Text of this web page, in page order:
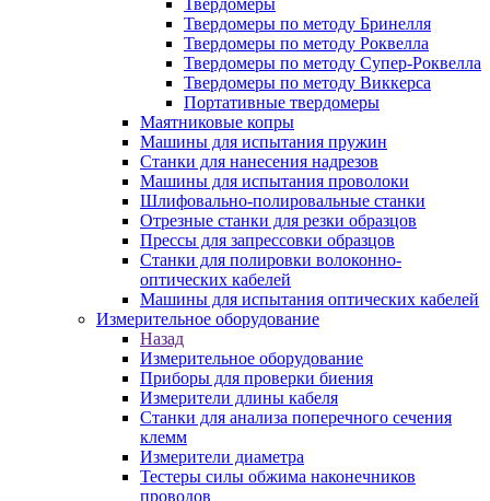
Твердомеры
Твердомеры по методу Бринелля
Твердомеры по методу Роквелла
Твердомеры по методу Супер-Роквелла
Твердомеры по методу Виккерса
Портативные твердомеры
Маятниковые копры
Машины для испытания пружин
Станки для нанесения надрезов
Машины для испытания проволоки
Шлифовально-полировальные станки
Отрезные станки для резки образцов
Прессы для запрессовки образцов
Станки для полировки волоконно-
оптических кабелей
Машины для испытания оптических кабелей
Измерительное оборудование
Назад
Измерительное оборудование
Приборы для проверки биения
Измерители длины кабеля
Станки для анализа поперечного сечения
клемм
Измерители диаметра
Тестеры силы обжима наконечников
проводов